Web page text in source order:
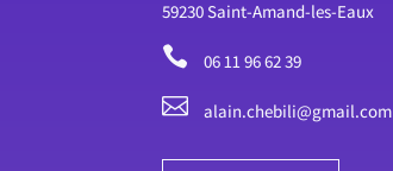
59230 Saint-Amand-les-Eaux
 06 11 96 62 39
 alain.chebili@gmail.com